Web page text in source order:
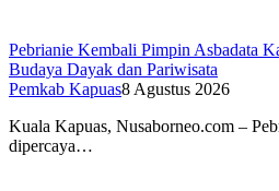
Pebrianie Kembali Pimpin Asbadata
Budaya Dayak dan Pariwisata
Pemkab Kapuas8 Agustus 2026
Kuala Kapuas, Nusaborneo.com –
dipercaya…